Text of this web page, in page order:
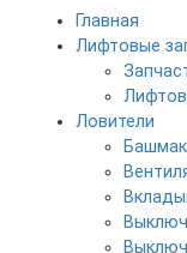
Главная
Лифтовые
Ловители